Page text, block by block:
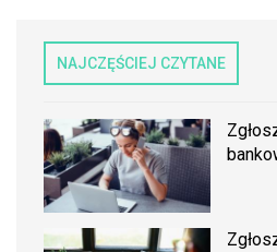
NAJCZĘŚCIEJ CZYTANE